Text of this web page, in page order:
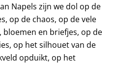
Napels zijn we dol op de
op de chaos, op de vele
en briefjes, op de
op het silhouet van de
opduikt, op het